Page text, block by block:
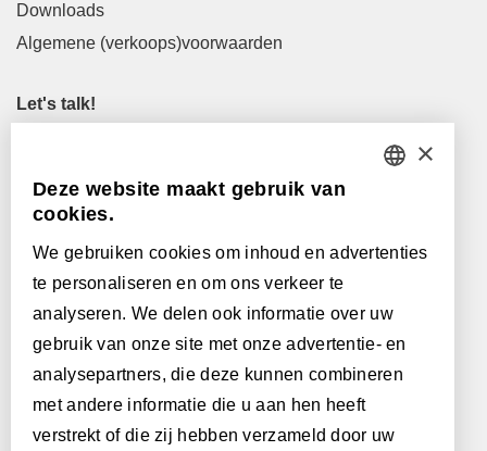
Downloads
Algemene (verkoops)voorwaarden
Let's talk!
Let's meet!
Maak een afspraak in onze showroom
Onze verkooppunten
Met de steun van:
GERMAN
×
Deze website maakt gebruik van
cookies.
We gebruiken cookies om inhoud en advertenties
te personaliseren en om ons verkeer te
analyseren. We delen ook informatie over uw
gebruik van onze site met onze advertentie- en
analysepartners, die deze kunnen combineren
met andere informatie die u aan hen heeft
verstrekt of die zij hebben verzameld door uw